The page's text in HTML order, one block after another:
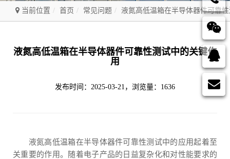
当前位置 首页 常见问题 液氮高低温箱在半导体器件可靠
液氮高低温箱在半导体器件可靠性测试中的关键作
用
发布时间：2025-03-21，浏览量：1636
液氮高低温箱在半导体器件可靠性测试中的应用起着至
关重要的作用。随着电子产品的日益复杂化和对性能要求的